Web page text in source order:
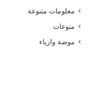
معلومات متنوعة
منوعات
موضة وازياء